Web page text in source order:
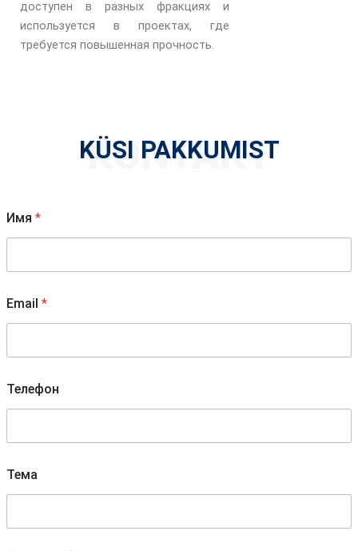
доступен в разных фракциях и
используется в проектах, где
требуется повышенная прочность.
KONTAKT
KÜSI PAKKUMIST
Имя *
а
ш
E
a
l
е
а
Email *
Телефон
Тема